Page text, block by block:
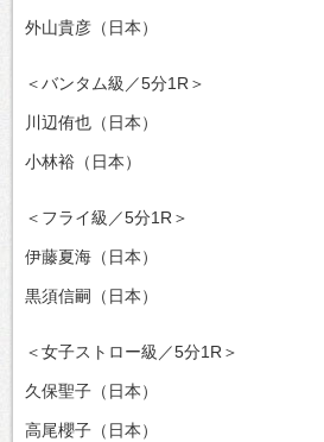
外山貴彦（日本）
＜バンタム級／5分1R＞
川辺侑也（日本）
小林裕（日本）
＜フライ級／5分1R＞
伊藤夏海（日本）
黒須信嗣（日本）
＜女子ストロー級／5分1R＞
久保聖子（日本）
高尾櫻子（日本）